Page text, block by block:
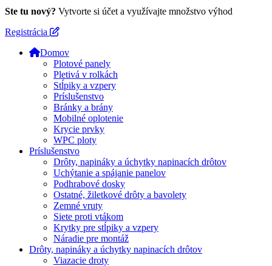
Ste tu nový? Vytvorte si účet a využívajte množstvo výhod
Registrácia
Domov
Plotové panely
Pletivá v rolkách
Stĺpiky a vzpery
Príslušenstvo
Bránky a brány
Mobilné oplotenie
Krycie prvky
WPC ploty
Príslušenstvo
Drôty, napináky a úchytky napinacích drôtov
Uchýtanie a spájanie panelov
Podhrabové dosky
Ostatné, žiletkové drôty a bavolety
Zemné vruty
Siete proti vtákom
Krytky pre stĺpiky a vzpery
Náradie pre montáž
Drôty, napináky a úchytky napinacích drôtov
Viazacie droty